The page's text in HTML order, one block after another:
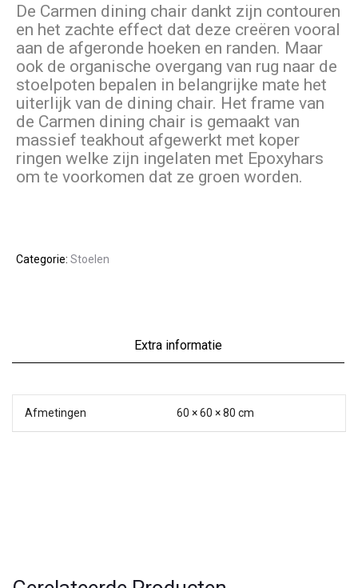
De Carmen dining chair dankt zijn contouren
en het zachte effect dat deze creëren vooral
aan de afgeronde hoeken en randen. Maar
ook de organische overgang van rug naar de
stoelpoten bepalen in belangrijke mate het
uiterlijk van de dining chair. Het frame van
de Carmen dining chair is gemaakt van
massief teakhout afgewerkt met koper
ringen welke zijn ingelaten met Epoxyhars
om te voorkomen dat ze groen worden.
Categorie: Stoelen
Extra informatie
Afmetingen 60 × 60 × 80 cm